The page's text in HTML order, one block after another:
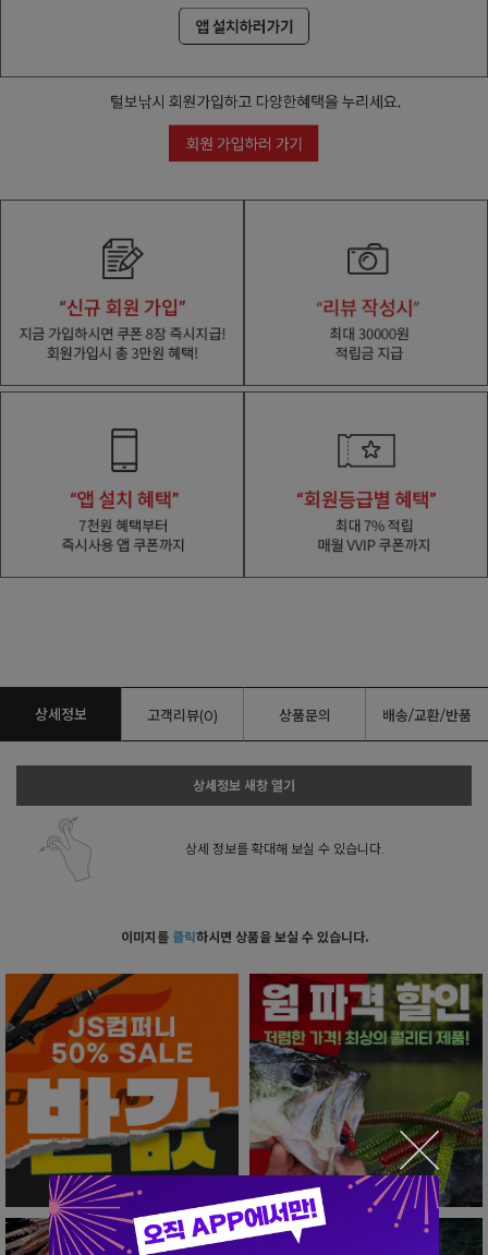
상세정보 고객리뷰(0) 상품문의 배송/교환/반품
상세정보 새창 열기
상세 정보를 확대해 보실 수 있습니다.
이미지를 클릭하시면 상품을 보실 수 있습니다.